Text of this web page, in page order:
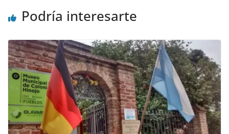
Podría interesarte